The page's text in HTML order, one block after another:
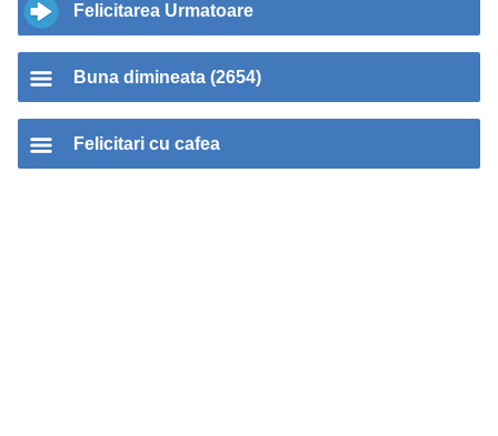
Felicitarea Urmatoare
Buna dimineata (2654)
Felicitari cu cafea